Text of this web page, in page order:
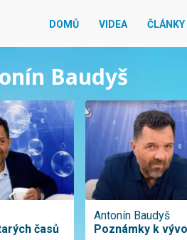
DOMŮ VIDEA ČLÁNKY
Baudyš
časů
Antonín Baudyš
Poznámky k